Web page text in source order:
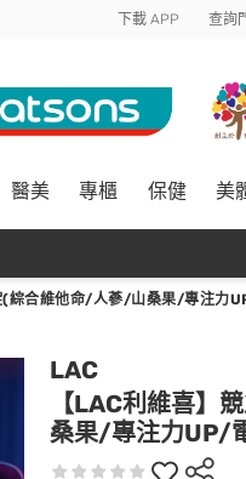
下載 APP 查詢
醫美 專櫃 保健 美
(綜合維他命/人蔘/山桑果/專注力
LAC
【LAC利維喜】
桑果/專注力UP/